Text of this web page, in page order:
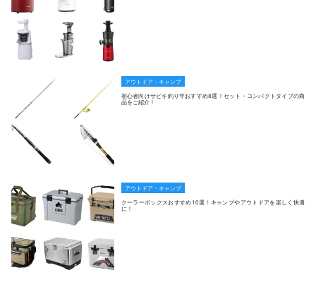
アウトドア・キャンプ
初心者向けサビキ釣り竿おすすめ8選！セット・コンパクトタイプの商
品をご紹介！
アウトドア・キャンプ
クーラーボックスおすすめ10選！キャンプやアウトドアを楽しく快適
に！